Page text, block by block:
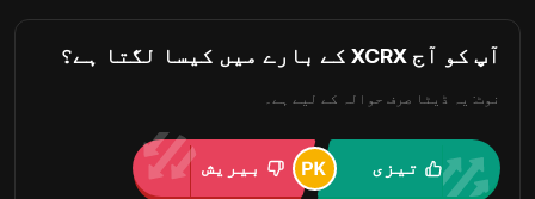
آپ کو آج XCRX کے بارے میں کیسا لگتا ہے؟
نوٹ: یہ ڈیٹا صرف حوالہ کے لیے ہے۔
تیزی بیریش